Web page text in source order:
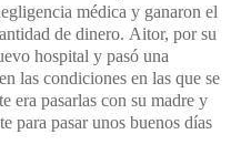
médica y ganaron el
de dinero. Aitor, por su
hospital y pasó una
las condiciones en las que se
era pasarlas con su madre y
para pasar unos buenos días